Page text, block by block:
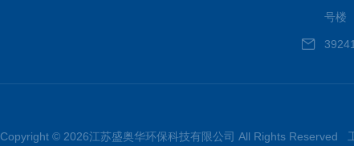
号楼
Copyright © 2026江苏盛奥华环保科技有限公司 All Rights Reserved